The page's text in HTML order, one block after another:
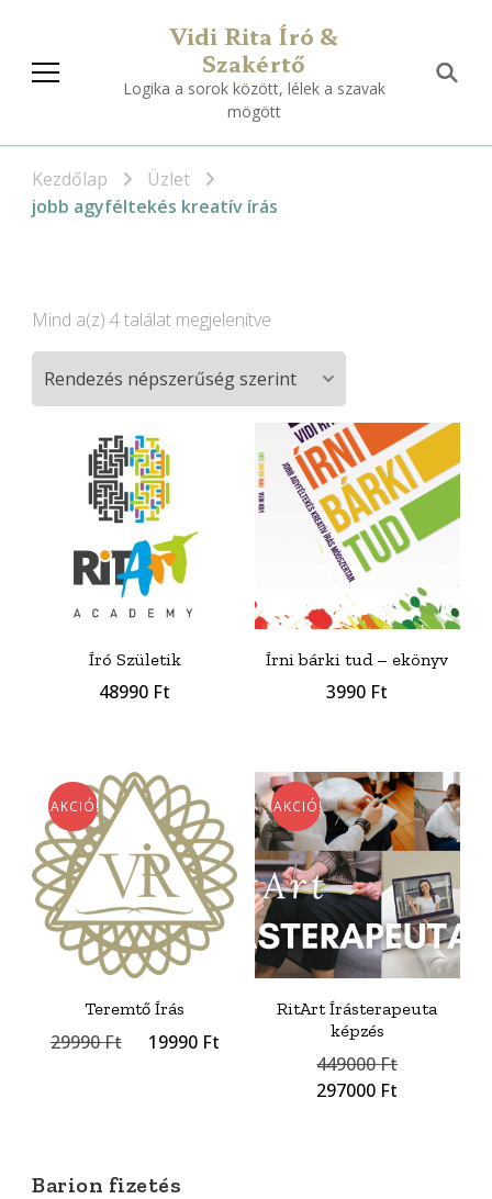
Vidi Rita Író &
Szakértő
Logika a sorok között, lélek a szavak
mögött
Kezdőlap
Üzlet
jobb agyféltekés kreatív írás
Mind a(z) 4 találat megjelenítve
by
popularity
Író Születik
48990 Ft
Írni bárki tud – ekönyv
3990 Ft
AKCIÓ!
Teremtő Írás
29990Ft
Original
19990 Ft
AKCIÓ!
RitArt Írásterapeuta
képzés
449000Ft
297000 Ft
Barion fizetés